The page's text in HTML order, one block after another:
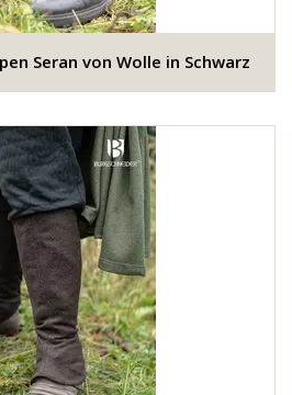
Seran von Wolle in Schwarz